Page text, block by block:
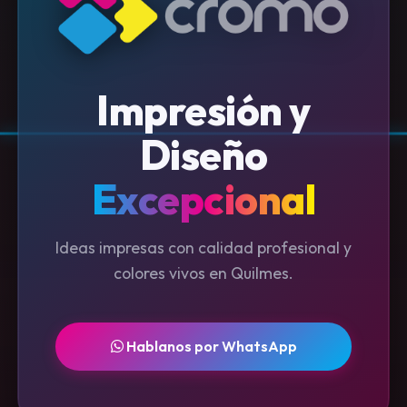
Impresión y
Diseño
Excepcional
Ideas impresas con calidad profesional y
colores vivos en Quilmes.
Hablanos por WhatsApp